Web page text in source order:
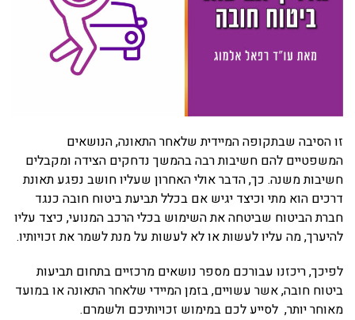
זו הסיבה שבתקופה המיידית שלאחר התאונה, הנושאים
המשפטיים להם חשיבות רבה בהמשך נדחקים הצידה ומקבלים
חשיבות משנה. כך, הדבר אולי האחרון שעליו חושב נפגע תאונת
דרכים הוא מתי וכיצד יגיש אם בכלל תביעת ביטוח חובה כנגד
חברת הביטוח שביטחה את השימוש בכלי הרכב המנועי, כיצד עליו
להיערך, מה עליו לעשות או לא לעשות על מנת לשמר את זכויותיו.
לפיכך, ריכזנו עבורכם מספר נושאים מרכזיים בתחום תביעות
ביטוח חובה, אשר עשויים, בזמן המיידי שלאחר התאונה או במועד
מאוחר יותר, לסייע לכם במימוש זכויותיכם ולשמרם.